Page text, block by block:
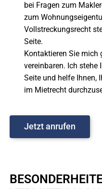
bei Fragen zum
zum
Vollstreckungsrecht
Seite.
Kontaktieren Sie mich
vereinbaren. Ich stehe
Seite und helfe Ihnen,
im Mietrecht
Jetzt anrufen